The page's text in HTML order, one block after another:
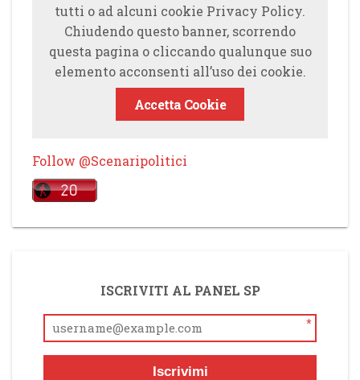
tutti o ad alcuni cookie Privacy Policy.
Chiudendo questo banner, scorrendo
questa pagina o cliccando qualunque suo
elemento acconsenti all’uso dei cookie.
Accetta Cookie
Follow @Scenaripolitici
ISCRIVITI AL PANEL SP
*
Iscrivimi